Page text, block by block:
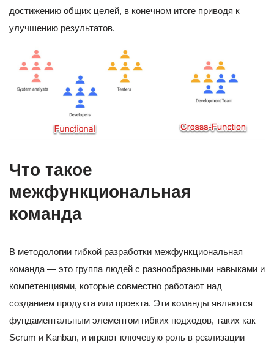
достижению общих целей, в конечном итоге приводя к
улучшению результатов.
Что такое
межфункциональная
команда
В методологии гибкой разработки межфункциональная
команда — это группа людей с разнообразными навыками и
компетенциями, которые совместно работают над
созданием продукта или проекта. Эти команды являются
фундаментальным элементом гибких подходов, таких как
Scrum и Kanban, и играют ключевую роль в реализации